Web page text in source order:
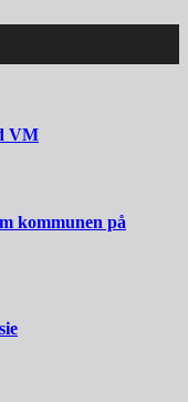
VM
kommunen på